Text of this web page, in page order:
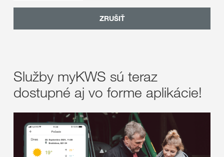
ZRUŠIŤ
Služby myKWS sú teraz
dostupné aj vo forme aplikácie!